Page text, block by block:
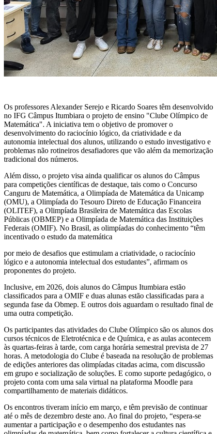
Os professores Alexander Serejo e Ricardo Soares têm desenvolvido
no IFG Câmpus Itumbiara o projeto de ensino "Clube Olímpico de
Matemática". A iniciativa tem o objetivo de promover o
desenvolvimento do raciocínio lógico, da criatividade e da
autonomia intelectual dos alunos, utilizando o estudo investigativo e
problemas não rotineiros desafiadores que vão além da memorização
tradicional dos números.
Além disso, o projeto visa ainda qualificar os alunos do Câmpus
para competições científicas de destaque, tais como o Concurso
Canguru de Matemática, a Olimpíada de Matemática da Unicamp
(OMU), a Olimpíada do Tesouro Direto de Educação Financeira
(OLITEF), a Olimpíada Brasileira de Matemática das Escolas
Públicas (OBMEP) e a Olimpíada de Matemática das Instituições
Federais (OMIF). No Brasil, as olimpíadas do conhecimento “têm
incentivado o estudo da matemática
por meio de desafios que estimulam a criatividade, o raciocínio
lógico e a autonomia intelectual dos estudantes”, afirmam os
proponentes do projeto.
Inclusive, em 2026, dois alunos do Câmpus Itumbiara estão
classificados para a OMIF e duas alunas estão classificadas para a
segunda fase da Obmep. E outros dois aguardam o resultado final de
uma outra competição.
Os participantes das atividades do Clube Olímpico são os alunos dos
cursos técnicos de Eletrotécnica e de Química, e as aulas acontecem
às quartas-feiras à tarde, com carga horária semestral prevista de 27
horas. A metodologia do Clube é baseada na resolução de problemas
de edições anteriores das olimpíadas citadas acima, com discussão
em grupo e socialização de soluções. E como suporte pedagógico, o
projeto conta com uma sala virtual na plataforma Moodle para
compartilhamento de materiais didáticos.
Os encontros tiveram início em março, e têm previsão de continuar
até o mês de dezembro deste ano. Ao final do projeto, “espera-se
aumentar a participação e o desempenho dos estudantes nas